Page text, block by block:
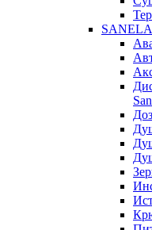
SANELA